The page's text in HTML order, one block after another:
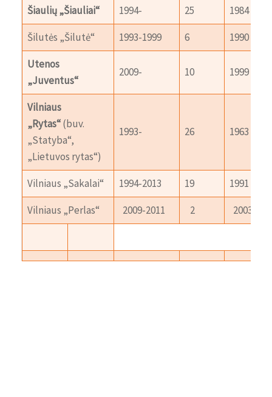
Šiaulių „Šiauliai“ 1994- 25
1984
Šilutės „Šilutė“
1993-1999 6
1990
Utenos
„Juventus“
2009- 10 1999
Vilniaus
„Rytas“(buv.
„Statyba“,
„Lietuvos rytas“)
1993- 26 1963
Vilniaus „Sakalai“ 1994-2013 19
1991
Vilniaus „Perlas“
2009-2011 2 2003